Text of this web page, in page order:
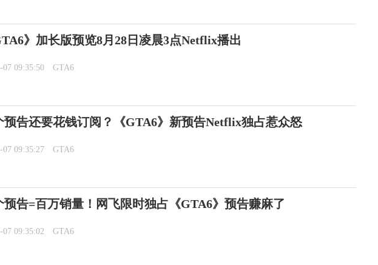
》加长版预览8月28日凌晨3点Netflix播出
07 09:35:50 GTA6
预告还要花钱订阅？《GTA6》新预告Netflix独占惹众怒
07 09:35:27 GTA6
预告=百万销量！网飞限时独占《GTA6》预告赚麻了
07 09:35:02 GTA6